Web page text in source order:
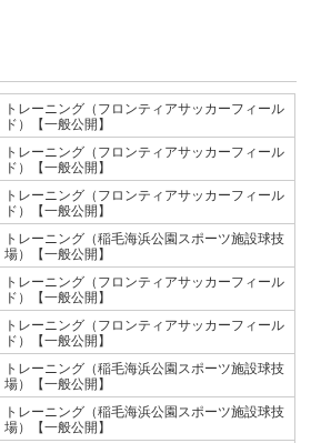
トレーニング（フロンティアサッカーフィール
ド）【一般公開】
トレーニング（フロンティアサッカーフィール
ド）【一般公開】
トレーニング（フロンティアサッカーフィール
ド）【一般公開】
トレーニング（稲毛海浜公園スポーツ施設球技
場）【一般公開】
トレーニング（フロンティアサッカーフィール
ド）【一般公開】
トレーニング（フロンティアサッカーフィール
ド）【一般公開】
トレーニング（稲毛海浜公園スポーツ施設球技
場）【一般公開】
トレーニング（稲毛海浜公園スポーツ施設球技
場）【一般公開】